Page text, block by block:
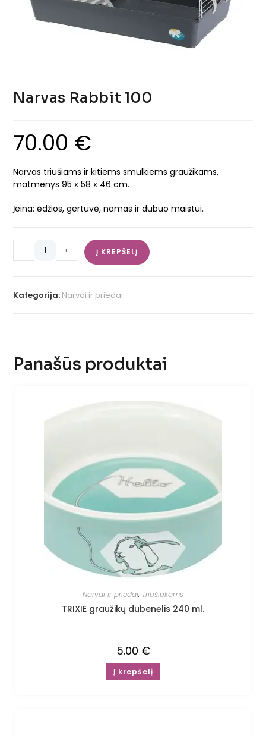
Narvas Rabbit 100
70.00 €
Narvas triušiams ir kitiems smulkiems graužikams,
matmenys 95 x 58 x 46 cm.
Įeina: ėdžios, gertuvė, namas ir dubuo maistui.
- + Į KREPŠELĮ
Kategorija: Narvai ir priedai
Panašūs produktai
Narvai ir priedai, Triušiukams
TRIXIE graužikų dubenėlis 240 ml.
5.00 €
Į krepšelį